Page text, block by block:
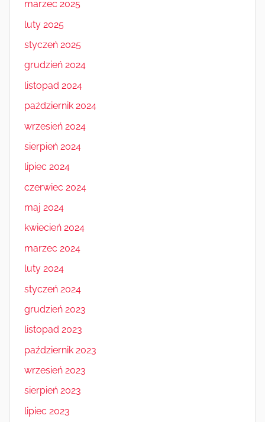
marzec 2025
luty 2025
styczeń 2025
grudzień 2024
listopad 2024
październik 2024
wrzesień 2024
sierpień 2024
lipiec 2024
czerwiec 2024
maj 2024
kwiecień 2024
marzec 2024
luty 2024
styczeń 2024
grudzień 2023
listopad 2023
październik 2023
wrzesień 2023
sierpień 2023
lipiec 2023